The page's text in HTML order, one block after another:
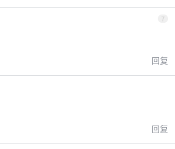
7
回复
回复